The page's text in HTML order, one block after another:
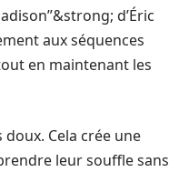
d’Éric
aux séquences
en maintenant les
Cela crée une
leur souffle sans